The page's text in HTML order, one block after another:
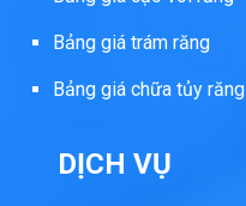
Bảng giá trám răng
Bảng giá chữa tủy răng
DỊCH VỤ